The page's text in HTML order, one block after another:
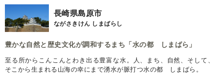
長崎県島原市
ながさきけん しまばらし
豊かな自然と歴史文化が調和するまち「水の都 しまばら」
至る所からこんこんとわき出る豊富な水。人、まち、自然、そして、
そこから生まれる山海の幸にまで湧水が脈打つ水の都 しまばら。